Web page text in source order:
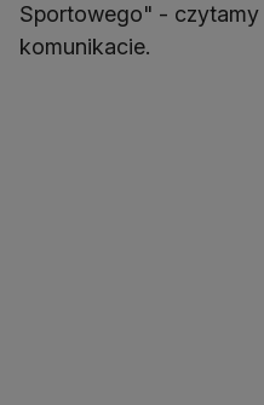
Sportowego" - czytamy
komunikacie.